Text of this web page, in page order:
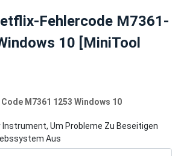
Fehlercode M7361-
10 [MiniTool
M7361 1253 Windows 10
Instrument, Um Probleme Zu Beseitigen
Aus